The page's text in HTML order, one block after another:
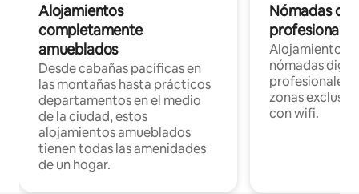
Alojamientos
completamente
amueblados
Desde cabañas pacíficas en
las montañas hasta prácticos
departamentos en el medio
de la ciudad, estos
alojamientos amueblados
tienen todas las amenidades
de un hogar.
Nómadas
Alojamientos
nómadas
profesionales
zonas
con wifi.